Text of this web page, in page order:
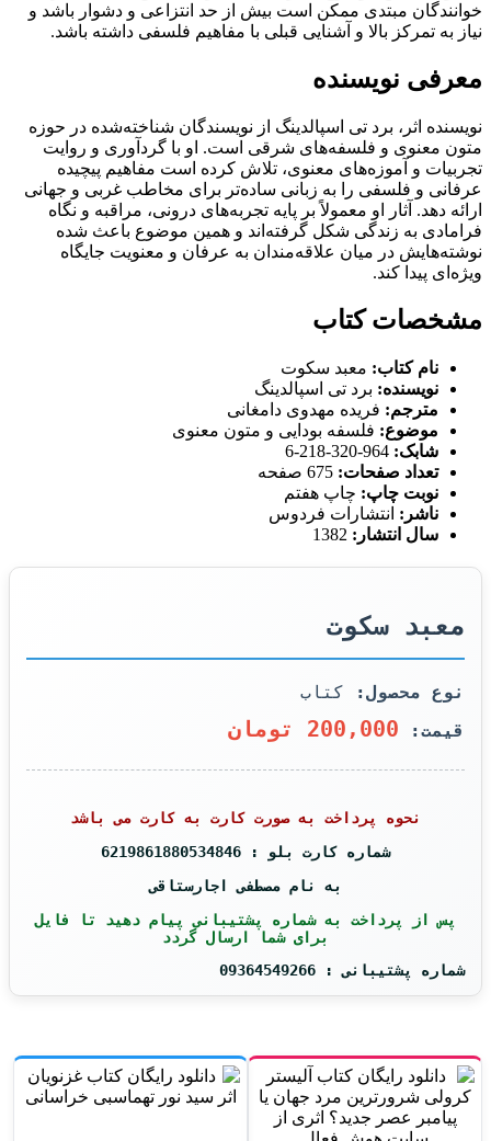
خوانندگان مبتدی ممکن است بیش از حد انتزاعی و دشوار باشد و
نیاز به تمرکز بالا و آشنایی قبلی با مفاهیم فلسفی داشته باشد.
معرفی نویسنده
نویسنده اثر، برد تی اسپالدینگ از نویسندگان شناخته‌شده در حوزه
متون معنوی و فلسفه‌های شرقی است. او با گردآوری و روایت
تجربیات و آموزه‌های معنوی، تلاش کرده است مفاهیم پیچیده
عرفانی و فلسفی را به زبانی ساده‌تر برای مخاطب غربی و جهانی
ارائه دهد. آثار او معمولاً بر پایه تجربه‌های درونی، مراقبه و نگاه
فرامادی به زندگی شکل گرفته‌اند و همین موضوع باعث شده
نوشته‌هایش در میان علاقه‌مندان به عرفان و معنویت جایگاه
ویژه‌ای پیدا کند.
مشخصات کتاب
نام کتاب: معبد سکوت
نویسنده: برد تی اسپالدینگ
مترجم: فریده مهدوی دامغانی
موضوع: فلسفه بودایی و متون معنوی
شابک:
تعداد صفحات:
نوبت چاپ: چاپ هفتم
ناشر: انتشارات فردوس
سال انتشار:
معبد سکوت
نوع محصول:
کتاب
قیمت:
200,000 تومان
نحوه پرداخت به صورت کارت به کارت می باشد
شماره کارت بلو : 6219861880534846
به نام مصطفی اجارستاقی
پس از پرداخت به شماره پشتیبانی پیام دهید تا فایل
برای شما ارسال گردد
شماره پشتیبانی : 09364549266